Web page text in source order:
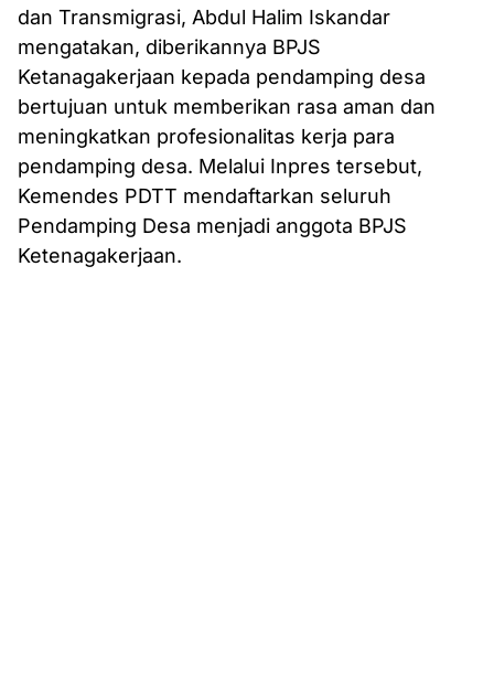
dan Transmigrasi, Abdul Halim Iskandar
mengatakan, diberikannya BPJS
Ketanagakerjaan kepada pendamping desa
bertujuan untuk memberikan rasa aman dan
meningkatkan profesionalitas kerja para
pendamping desa. Melalui Inpres tersebut,
Kemendes PDTT mendaftarkan seluruh
Pendamping Desa menjadi anggota BPJS
Ketenagakerjaan.